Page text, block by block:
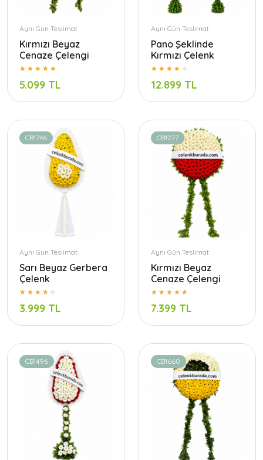
Aynı Gün Teslimat
Kırmızı Beyaz
Cenaze Çelengi
5.099 TL
Aynı Gün Teslimat
Pano Şeklinde
Kırmızı Çelenk
12.899 TL
CB1746
Aynı Gün Teslimat
Sarı Beyaz Gerbera
Çelenk
3.999 TL
CB1277
Aynı Gün Teslimat
Kırmızı Beyaz
Cenaze Çelengi
7.399 TL
CB1496 CB1660